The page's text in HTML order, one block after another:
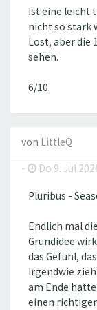
Ist eine leicht
nicht so stark
Lost, aber die
sehen.
6/10
von LittleQ
-
Do 9. Jul
Pluribus -
Endlich mal
Grundidee
das Gefühl,
Irgendwie
am Ende
einen